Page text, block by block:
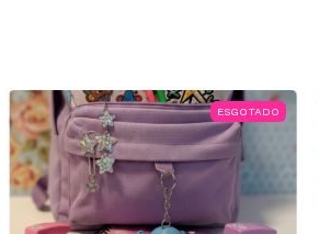
ESGOTADO